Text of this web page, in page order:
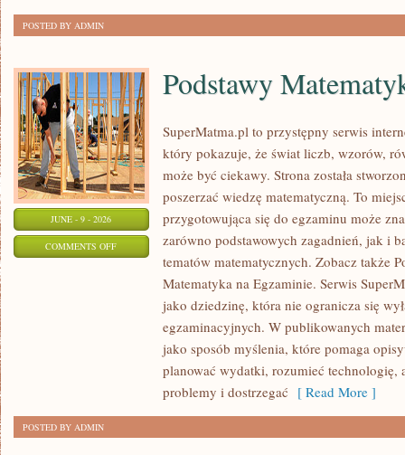
POSTED BY ADMIN
JUNE - 9 - 2026
COMMENTS OFFON
PODSTAWY
MATEMATYKI
Podstawy
SuperMatma.pl to przystępny serwis
który pokazuje, że świat liczb, wzorów,
może być ciekawy. Strona została
poszerzać wiedzę matematyczną. To
przygotowująca się do egzaminu może
zarówno podstawowych zagadnień, jak i
tematów matematycznych. Zobacz także
Matematyka na Egzaminie. Serwis
jako dziedzinę, która nie ogranicza się
egzaminacyjnych. W publikowanych
jako sposób myślenia, które pomaga
planować wydatki, rozumieć technologię,
problemy i dostrzegać [ Read More ]
POSTED BY ADMIN